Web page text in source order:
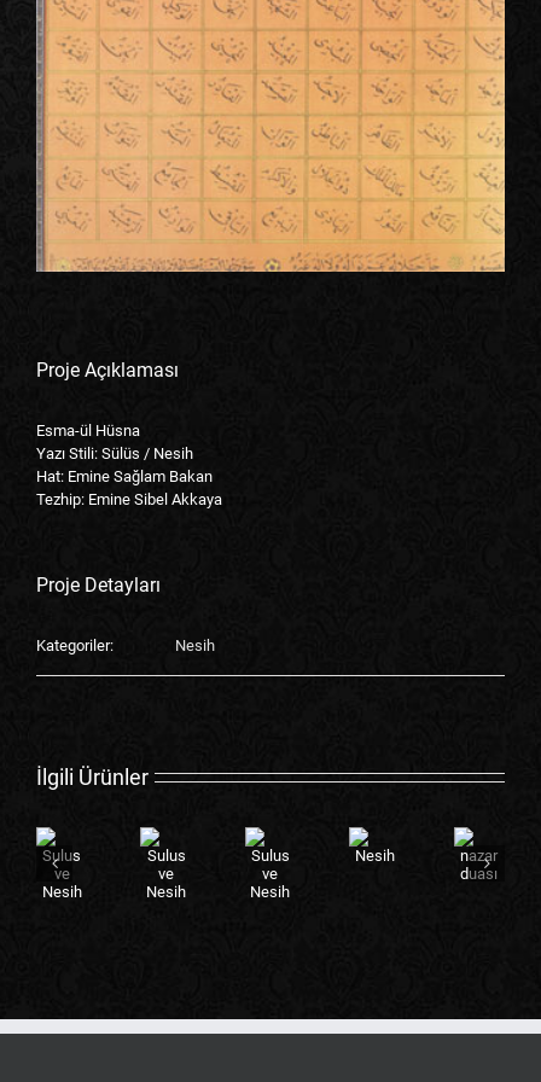
Proje Açıklaması
Esma-ül Hüsna
Yazı Stili: Sülüs / Nesih
Hat: Emine Sağlam Bakan
Tezhip: Emine Sibel Akkaya
Proje Detayları
Kategoriler: Nesih
İlgili Ürünler